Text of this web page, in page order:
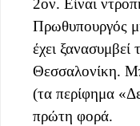
2ον. Είναι
Πρωθυπουργός
έχει ξανασυμβεί
Θεσσαλονίκη.
(τα περίφημα
πρώτη φορά.